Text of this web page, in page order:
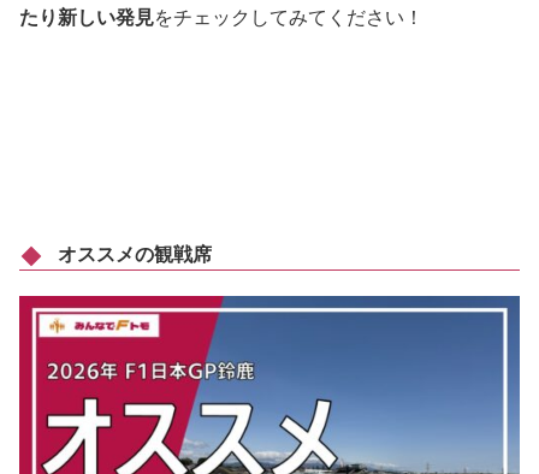
たり新しい発見をチェックしてみてください！
オススメの観戦席